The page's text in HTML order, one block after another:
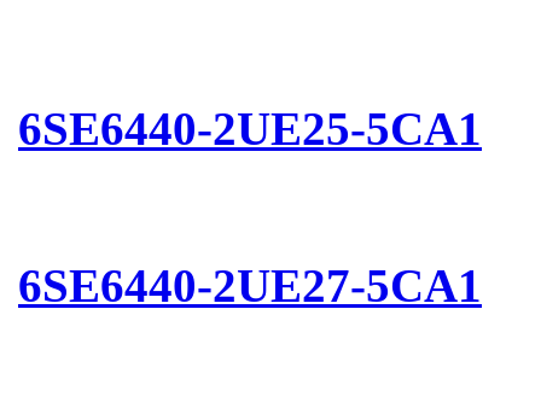
6SE6440-2UE25-5CA1
6SE6440-2UE27-5CA1